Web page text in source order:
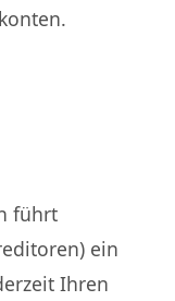
führt
ein
Ihren